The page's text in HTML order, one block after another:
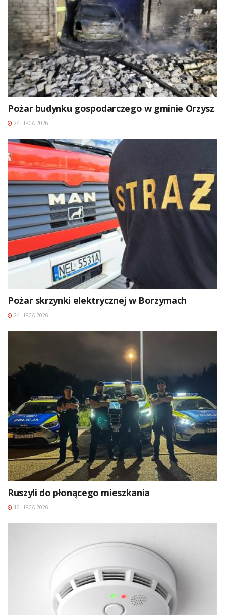
Pożar budynku gospodarczego w gminie Orzysz
24 LIPCA 2026
Pożar skrzynki elektrycznej w Borzymach
24 LIPCA 2026
Ruszyli do płonącego mieszkania
16 LIPCA 2026